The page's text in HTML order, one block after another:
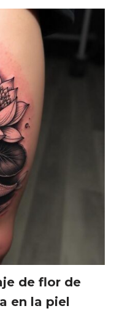
de flor de
en la piel